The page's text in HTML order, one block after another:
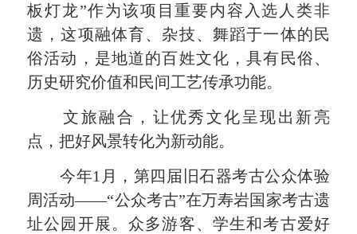
板灯龙”作为该项目重要内容入选人类非
遗，这项融体育、杂技、舞蹈于一体的民
俗活动，是地道的百姓文化，具有民俗、
历史研究价值和民间工艺传承功能。
文旅融合，让优秀文化呈现出新亮
点，把好风景转化为新动能。
今年1月，第四届旧石器考古公众体验
周活动——“公众考古”在万寿岩国家考古遗
址公园开展。众多游客、学生和考古爱好